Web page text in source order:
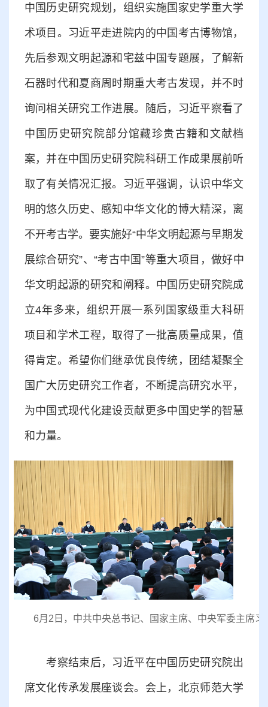
中国历史研究规划，组织实施国家史学重大学
术项目。习近平走进院内的中国考古博物馆，
先后参观文明起源和宅兹中国专题展，了解新
石器时代和夏商周时期重大考古发现，并不时
询问相关研究工作进展。随后，习近平察看了
中国历史研究院部分馆藏珍贵古籍和文献档
案，并在中国历史研究院科研工作成果展前听
取了有关情况汇报。习近平强调，认识中华文
明的悠久历史、感知中华文化的博大精深，离
不开考古学。要实施好“中华文明起源与早期发
展综合研究”、“考古中国”等重大项目，做好中
华文明起源的研究和阐释。中国历史研究院成
立4年多来，组织开展一系列国家级重大科研
项目和学术工程，取得了一批高质量成果，值
得肯定。希望你们继承优良传统，团结凝聚全
国广大历史研究工作者，不断提高研究水平，
为中国式现代化建设贡献更多中国史学的智慧
和力量。
6月2日，中共中央总书记、国家主席、中央军委主席
考察结束后，习近平在中国历史研究院出
席文化传承发展座谈会。会上，北京师范大学